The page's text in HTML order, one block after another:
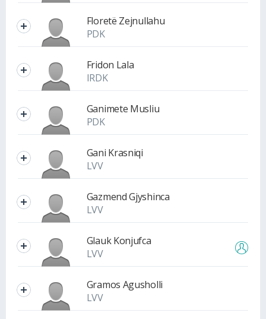
Floretë Zejnullahu
PDK
Fridon Lala
IRDK
Ganimete Musliu
PDK
Gani Krasniqi
LVV
Gazmend Gjyshinca
LVV
Glauk Konjufca
LVV
Gramos Agusholli
LVV